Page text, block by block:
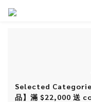
Selected
品】滿 $22,000 送